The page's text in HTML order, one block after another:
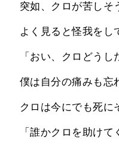
突如、クロが苦しそ
よく見ると怪我をし
「おい、クロどうし
僕は自分の痛みも忘
クロは今にでも死に
「誰かクロを助けて